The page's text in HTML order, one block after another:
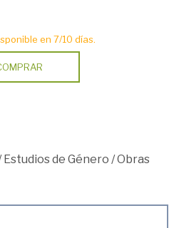
en 7/10 días.
Estudios de Género /Obras